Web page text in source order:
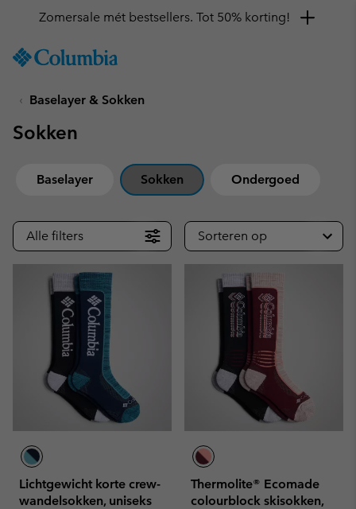
TO
SKIP
MAIN
SKIP
Krijg 10% korting
Baselayer & Sokken
Sokken
Baselayer Sokken Ondergoed
Alle filters Sorteren op
Lichtgewicht korte crew-
wandelsokken, uniseks
Thermolite® Ecomade
colourblock skisokken,